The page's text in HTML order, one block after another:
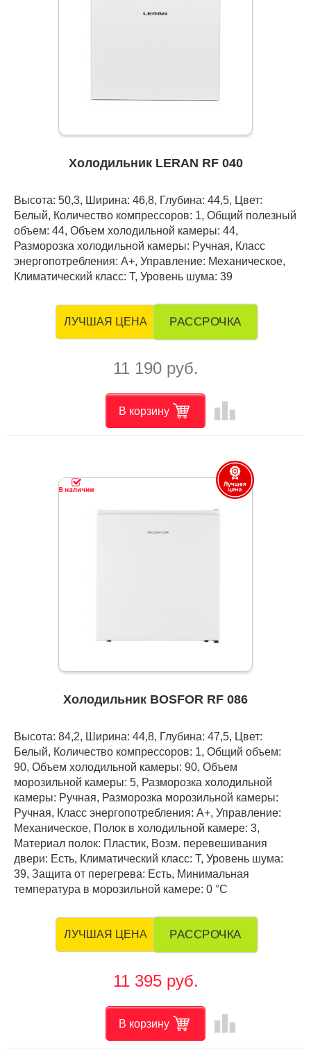
Холодильник LERAN RF 040
Высота: 50,3, Ширина: 46,8, Глубина: 44,5, Цвет:
Белый, Количество компрессоров: 1, Общий полезный
объем: 44, Объем холодильной камеры: 44,
Разморозка холодильной камеры: Ручная, Класс
энергопотребления: А+, Управление: Механическое,
Климатический класс: T, Уровень шума: 39
ЛУЧШАЯ ЦЕНА РАССРОЧКА
11 190 руб.
В корзину leaderboard
Холодильник BOSFOR RF 086
Высота: 84,2, Ширина: 44,8, Глубина: 47,5, Цвет:
Белый, Количество компрессоров: 1, Общий объем:
90, Объем холодильной камеры: 90, Объем
морозильной камеры: 5, Разморозка холодильной
камеры: Ручная, Разморозка морозильной камеры:
Ручная, Класс энергопотребления: А+, Управление:
Механическое, Полок в холодильной камере: 3,
Материал полок: Пластик, Возм. перевешивания
двери: Есть, Климатический класс: T, Уровень шума:
39, Защита от перегрева: Есть, Минимальная
температура в морозильной камере: 0 °С
ЛУЧШАЯ ЦЕНА РАССРОЧКА
11 395 руб.
В корзину leaderboard